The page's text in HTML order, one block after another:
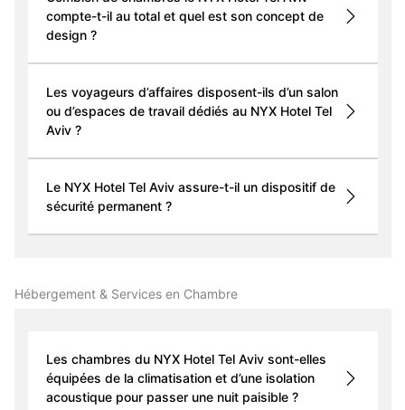
compte-t-il au total et quel est son concept de
design ?
Les voyageurs d’affaires disposent-ils d’un salon
ou d’espaces de travail dédiés au NYX Hotel Tel
Aviv ?
Le NYX Hotel Tel Aviv assure-t-il un dispositif de
sécurité permanent ?
Hébergement & Services en Chambre
Les chambres du NYX Hotel Tel Aviv sont-elles
équipées de la climatisation et d’une isolation
acoustique pour passer une nuit paisible ?